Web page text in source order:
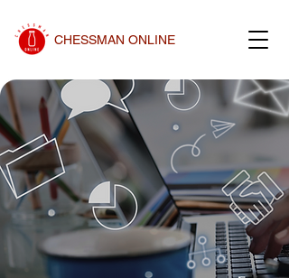
CHESSMAN ONLINE